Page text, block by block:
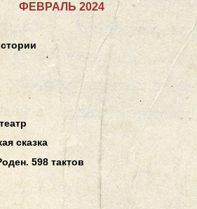
ФЕВРАЛЬ 2024
сказка
598 тактов